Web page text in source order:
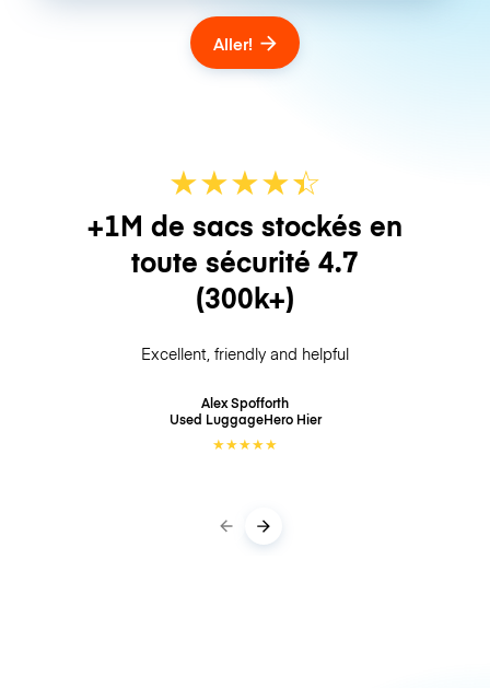
Aller!
★★★★☆
★
+1M de sacs stockés en
toute sécurité 4.7
(300k+)
Excellent, friendly and helpful
Alex Spofforth
Used LuggageHero Hier
★★★★★